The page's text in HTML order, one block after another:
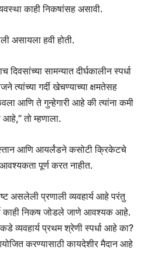
काही निकषांसह असावी.
असायला हवी होती.
दिवसांच्या सामन्यात दीर्घकालीन स्पर्धा
गर्दी खेचण्याच्या क्षमतेसह
आणि ते गुन्हेगारी आहे की त्यांना कमी
आहे,” तो म्हणाला.
आणि आयर्लंडने कसोटी क्रिकेटचे
पूर्ण करत नाहीत.
असलेली प्रणाली व्यवहार्य आहे परंतु
काही निकष जोडले जाणे आवश्यक आहे.
व्यवहार्य प्रथम श्रेणी स्पर्धा आहे का?
करण्यासाठी कायदेशीर मैदान आहे